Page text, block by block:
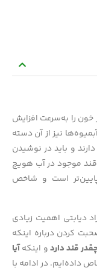
را به‌سرعت افزایش
نیز از آن دسته
و باید در نوشیدن
قند موجود در آب هویج
است و شاخص
دیابتی اهمیت زیادی
کردن درباره اینکه
قند داردو اینکهآیا
داده‌ایم. در ادامه با